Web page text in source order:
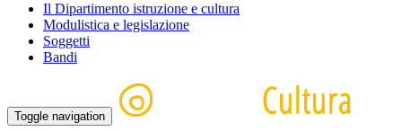
Il Dipartimento istruzione e cultura
Modulistica e legislazione
Soggetti
Bandi
Toggle navigation